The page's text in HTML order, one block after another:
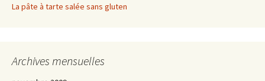
La pâte à tarte salée sans gluten
Archives mensuelles